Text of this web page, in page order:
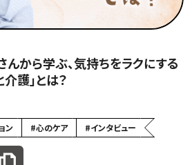
から学ぶ、気持ちをラクにする
護」とは？
ン #心のケア #インタビュー